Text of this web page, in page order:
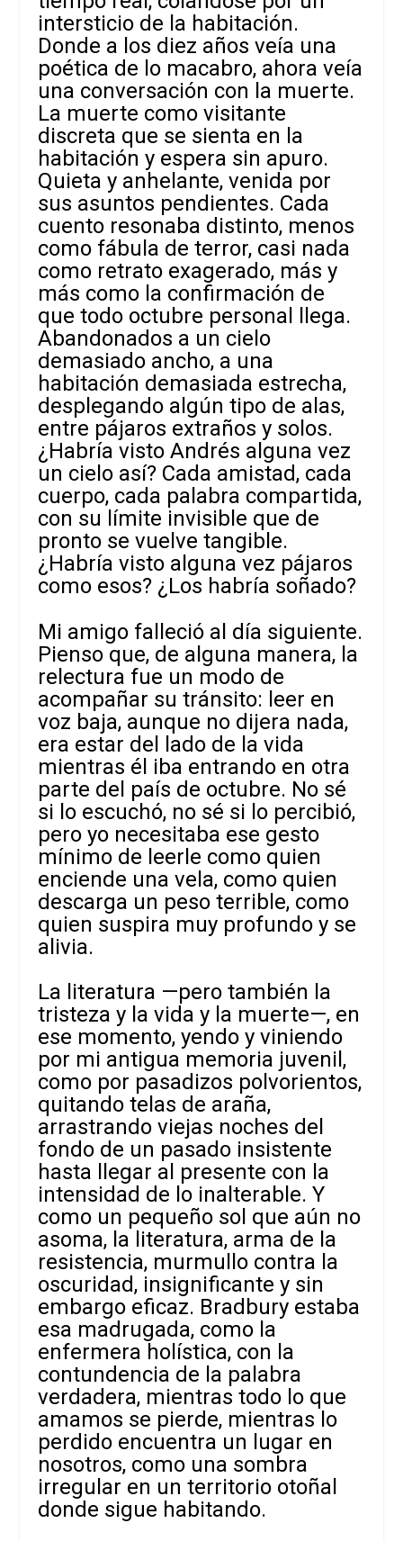
intersticio de la habitación.
Donde a los diez años veía una
poética de lo macabro, ahora veía
una conversación con la muerte.
La muerte como visitante
discreta que se sienta en la
habitación y espera sin apuro.
Quieta y anhelante, venida por
sus asuntos pendientes. Cada
cuento resonaba distinto, menos
como fábula de terror, casi nada
como retrato exagerado, más y
más como la confirmación de
que todo octubre personal llega.
Abandonados a un cielo
demasiado ancho, a una
habitación demasiada estrecha,
desplegando algún tipo de alas,
entre pájaros extraños y solos.
¿Habría visto Andrés alguna vez
un cielo así? Cada amistad, cada
cuerpo, cada palabra compartida,
con su límite invisible que de
pronto se vuelve tangible.
¿Habría visto alguna vez pájaros
como esos? ¿Los habría soñado?
Mi amigo falleció al día siguiente.
Pienso que, de alguna manera, la
relectura fue un modo de
acompañar su tránsito: leer en
voz baja, aunque no dijera nada,
era estar del lado de la vida
mientras él iba entrando en otra
parte del país de octubre. No sé
si lo escuchó, no sé si lo percibió,
pero yo necesitaba ese gesto
mínimo de leerle como quien
enciende una vela, como quien
descarga un peso terrible, como
quien suspira muy profundo y se
alivia.
La literatura —pero también la
tristeza y la vida y la muerte—, en
ese momento, yendo y viniendo
por mi antigua memoria juvenil,
como por pasadizos polvorientos,
quitando telas de araña,
arrastrando viejas noches del
fondo de un pasado insistente
hasta llegar al presente con la
intensidad de lo inalterable. Y
como un pequeño sol que aún no
asoma, la literatura, arma de la
resistencia, murmullo contra la
oscuridad, insignificante y sin
embargo eficaz. Bradbury estaba
esa madrugada, como la
enfermera holística, con la
contundencia de la palabra
verdadera, mientras todo lo que
amamos se pierde, mientras lo
perdido encuentra un lugar en
nosotros, como una sombra
irregular en un territorio otoñal
donde sigue habitando.